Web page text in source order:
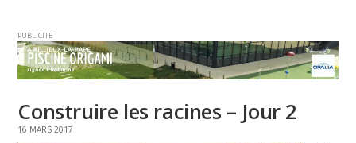
PUBLICITE
Construire les racines – Jour 2
16 MARS 2017